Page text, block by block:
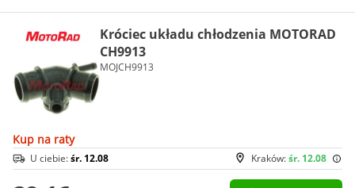
Króciec układu chłodzenia MOTORAD
CH9913
MOJCH9913
Kup na raty
Kraków:śr. 12.08
U ciebie:śr. 12.08